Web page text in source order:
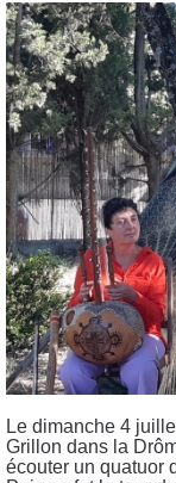
Le dimanche 4
Grillon dans la
écouter un quatuor